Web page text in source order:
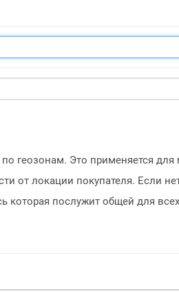
геозонам. Это применяется для
от локации покупателя. Если
которая послужит общей для